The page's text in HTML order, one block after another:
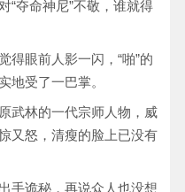
“夺命神尼”不敬，谁就得
得眼前人影一闪，“啪”的
地受了一巴掌。
武林的一代宗师人物，威
又怒，清瘦的脸上已没有
手诡秘，再说众人也没想